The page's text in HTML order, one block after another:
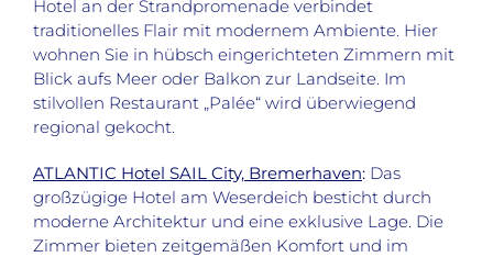
Hotel an der Strandpromenade verbindet
traditionelles Flair mit modernem Ambiente. Hier
wohnen Sie in hübsch eingerichteten Zimmern mit
Blick aufs Meer oder Balkon zur Landseite. Im
stilvollen Restaurant „Palée“ wird überwiegend
regional gekocht.
ATLANTIC Hotel SAIL City, Bremerhaven: Das
großzügige Hotel am Weserdeich besticht durch
moderne Architektur und eine exklusive Lage. Die
Zimmer bieten zeitgemäßen Komfort und im